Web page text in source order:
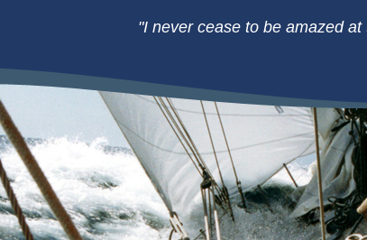
"I never cease to be amazed